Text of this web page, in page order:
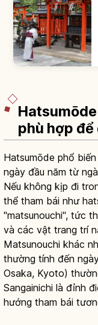
phù hợp
Hatsumōde phổ
ngày đầu năm từ
Nếu không kịp đi
thể tham bái như
"matsunouchi", tức
và các vật trang trí
Matsunouchi khác
thường tính đến
Osaka, Kyoto)
Sangainichi là đỉnh
hướng tham bái